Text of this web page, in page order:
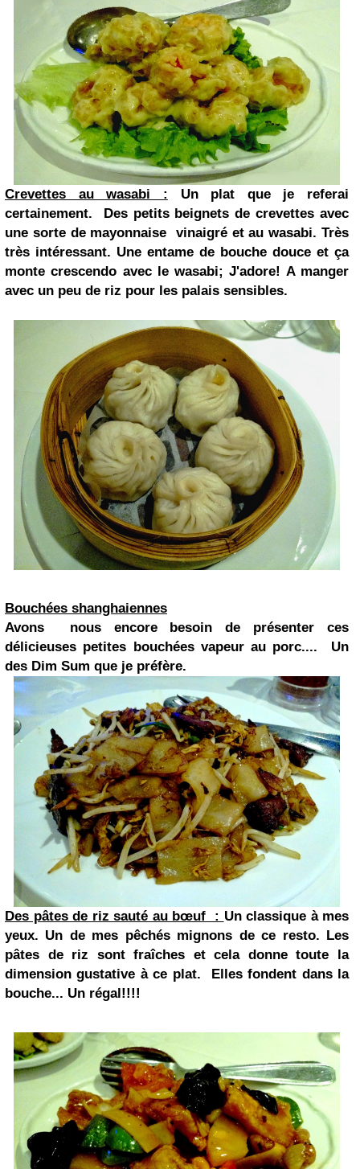
Crevettes au wasabi : Un plat que je referai
certainement. Des petits beignets de crevettes avec
une sorte de mayonnaise vinaigré et au wasabi. Très
très intéressant. Une entame de bouche douce et ça
monte crescendo avec le wasabi; J'adore! A manger
avec un peu de riz pour les palais sensibles.
Bouchées shanghaiennes
Avons nous encore besoin de présenter ces
délicieuses petites bouchées vapeur au porc.... Un
des Dim Sum que je préfère.
Des pâtes de riz sauté au bœuf : Un classique à mes
yeux. Un de mes pêchés mignons de ce resto. Les
pâtes de riz sont fraîches et cela donne toute la
dimension gustative à ce plat. Elles fondent dans la
bouche... Un régal!!!!